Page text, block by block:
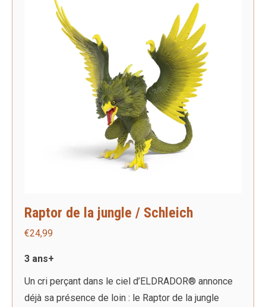
Raptor de la jungle / Schleich
€24,99
3 ans+
Un cri perçant dans le ciel d’ELDRADOR® annonce
déjà sa présence de loin : le Raptor de la jungle